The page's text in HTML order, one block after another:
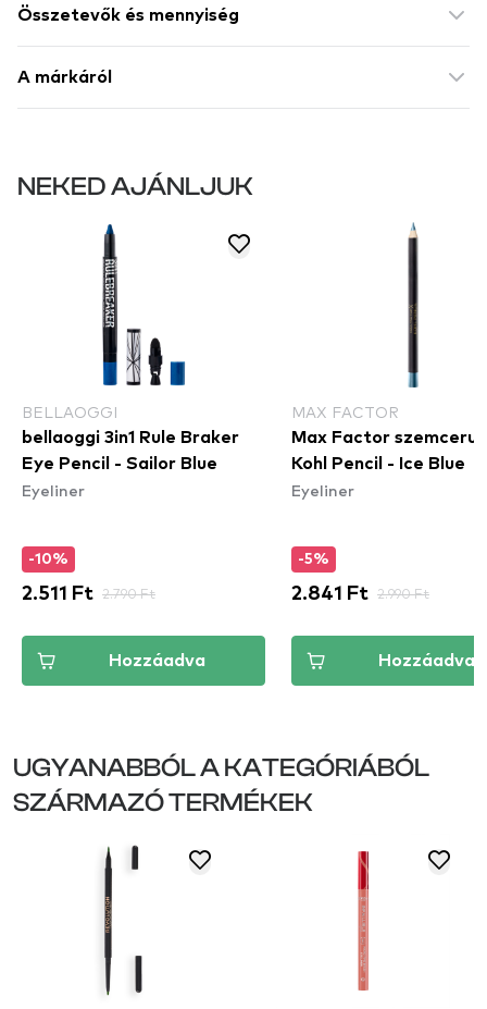
Összetevők és mennyiség
A márkáról
NEKED AJÁNLJUK
BELLAOGGI
bellaoggi 3in1 Rule Braker
Eye Pencil - Sailor Blue
Eyeliner
-10%
2.511 Ft 2.790 Ft
Hozzáadva
MAX FACTOR
Max Factor
Kohl Pencil - Ice Blue
Eyeliner
-5%
2.841 Ft 2.990 Ft
Hozzáadva
UGYANABBÓL A KATEGÓRIÁBÓL
SZÁRMAZÓ TERMÉKEK